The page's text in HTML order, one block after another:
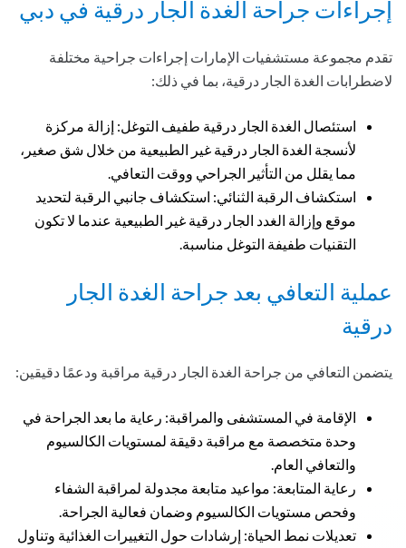
إجراءات جراحة الغدة الجار درقية في دبي
تقدم مجموعة مستشفيات الإمارات إجراءات جراحية مختلفة
لاضطرابات الغدة الجار درقية، بما في ذلك:
استئصال الغدة الجار درقية طفيف التوغل: إزالة مركزة
لأنسجة الغدة الجار درقية غير الطبيعية من خلال شق صغير،
مما يقلل من التأثير الجراحي ووقت التعافي.
استكشاف الرقبة الثنائي: استكشاف جانبي الرقبة لتحديد
موقع وإزالة الغدد الجار درقية غير الطبيعية عندما لا تكون
التقنيات طفيفة التوغل مناسبة.
عملية التعافي بعد جراحة الغدة الجار
درقية
يتضمن التعافي من جراحة الغدة الجار درقية مراقبة ودعمًا دقيقين:
الإقامة في المستشفى والمراقبة: رعاية ما بعد الجراحة في
وحدة متخصصة مع مراقبة دقيقة لمستويات الكالسيوم
والتعافي العام.
رعاية المتابعة: مواعيد متابعة مجدولة لمراقبة الشفاء
وفحص مستويات الكالسيوم وضمان فعالية الجراحة.
تعديلات نمط الحياة: إرشادات حول التغييرات الغذائية وتناول